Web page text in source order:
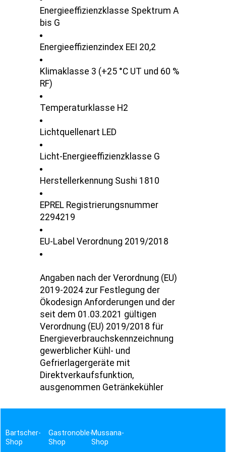
Energieeffizienzklasse Spektrum A
bis G
Energieeffizienzindex EEI 20,2
Klimaklasse 3 (+25 °C UT und 60 %
RF)
Temperaturklasse H2
Lichtquellenart LED
Licht-Energieeffizienzklasse G
Herstellerkennung Sushi 1810
EPREL Registrierungsnummer
2294219
EU-Label Verordnung 2019/2018
Angaben nach der Verordnung (EU)
2019-2024 zur Festlegung der
Ökodesign Anforderungen und der
seit dem 01.03.2021 gültigen
Verordnung (EU) 2019/2018 für
Energieverbrauchskennzeichnung
gewerblicher Kühl- und
Gefrierlagergeräte mit
Direktverkaufsfunktion,
ausgenommen Getränkekühler
Bartscher-
Shop
Gastronoble-
Shop
Mussana-
Shop